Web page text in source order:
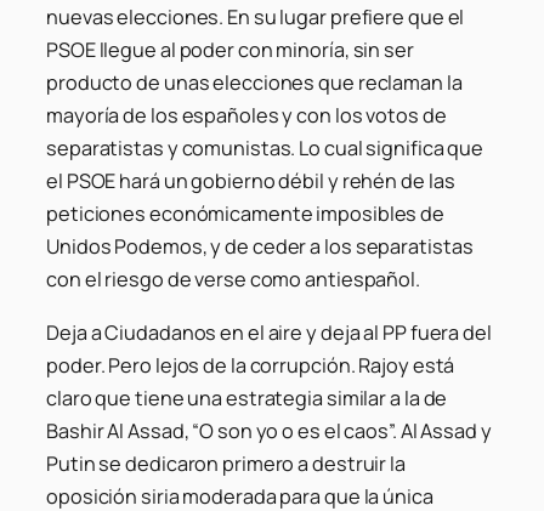
nuevas elecciones. En su lugar prefiere que el
PSOE llegue al poder con minoría, sin ser
producto de unas elecciones que reclaman la
mayoría de los españoles y con los votos de
separatistas y comunistas. Lo cual significa que
el PSOE hará un gobierno débil y rehén de las
peticiones económicamente imposibles de
Unidos Podemos, y de ceder a los separatistas
con el riesgo de verse como antiespañol.
Deja a Ciudadanos en el aire y deja al PP fuera del
poder. Pero lejos de la corrupción. Rajoy está
claro que tiene una estrategia similar a la de
Bashir Al Assad, “O son yo o es el caos”. Al Assad y
Putin se dedicaron primero a destruir la
oposición siria moderada para que la única